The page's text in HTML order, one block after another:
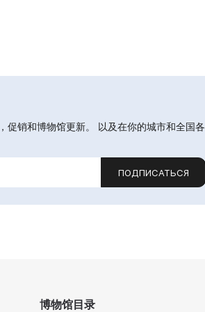
促销和博物馆更新。 以及在你的城市和全国各
ПОДПИСАТЬСЯ
博物馆目录